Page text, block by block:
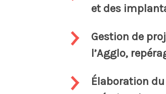
et des
Gestion de
l’Agglo,
Élaboration